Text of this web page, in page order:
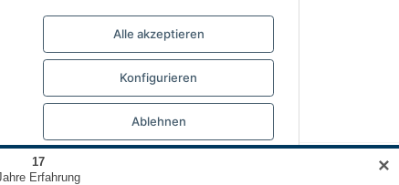
Alle akzeptieren
Konfigurieren
Ablehnen
✕